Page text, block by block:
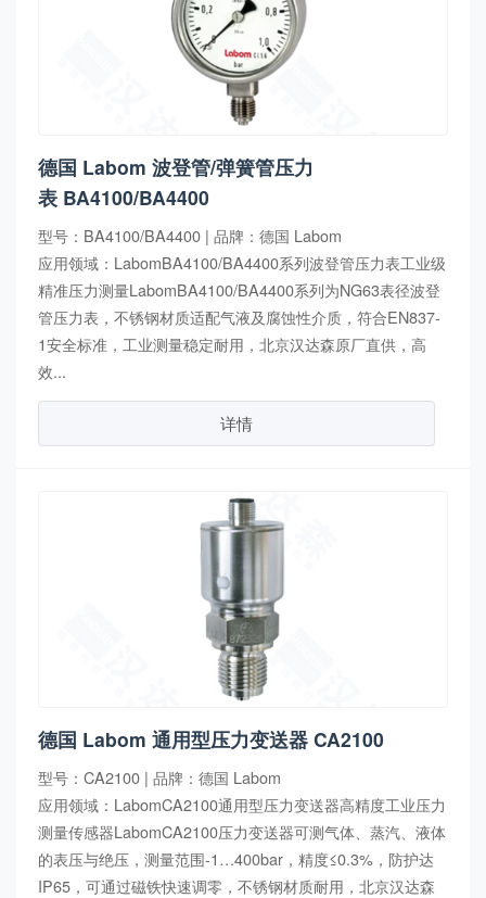
德国 Labom 波登管/弹簧管压力
表 BA4100/BA4400
型号：BA4100/BA4400 | 品牌：德国 Labom
应用领域：LabomBA4100/BA4400系列波登管压力表工业级
精准压力测量LabomBA4100/BA4400系列为NG63表径波登
管压力表，不锈钢材质适配气液及腐蚀性介质，符合EN837-
1安全标准，工业测量稳定耐用，北京汉达森原厂直供，高
效...
详情
德国 Labom 通用型压力变送器 CA2100
型号：CA2100 | 品牌：德国 Labom
应用领域：LabomCA2100通用型压力变送器高精度工业压力
测量传感器LabomCA2100压力变送器可测气体、蒸汽、液体
的表压与绝压，测量范围-1…400bar，精度≤0.3%，防护达
IP65，可通过磁铁快速调零，不锈钢材质耐用，北京汉达森